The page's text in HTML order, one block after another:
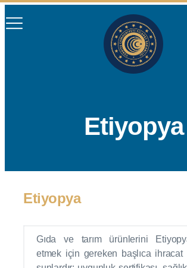
Etiyopya
Etiyopya
Gıda ve tarım ürünlerini
etmek için gereken başlıca ihracat